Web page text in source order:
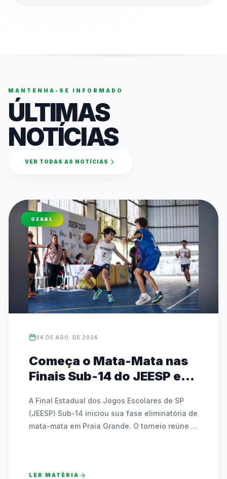
MANTENHA-SE INFORMADO
ÚLTIMAS
NOTÍCIAS
VER TODAS AS NOTÍCIAS
GERAL
06 DE AGO. DE 2026
Começa o Mata-Mata nas
Finais Sub-14 do JEESP em
A Final Estadual dos Jogos Escolares de SP
(JEESP) Sub-14 iniciou sua fase eliminatória de
mata-mata em Praia Grande. O torneio reúne
até sábado e contam com transmissão ao vivo
LER MATÉRIA